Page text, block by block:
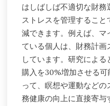
はしばしば不適切な財務
ストレスを管理するこ
減できます。例えば、マ
ている個人は、財務計
しています。研究によ
購入を30%増加させる
って、瞑想や運動など
務健康の向上に直接寄与